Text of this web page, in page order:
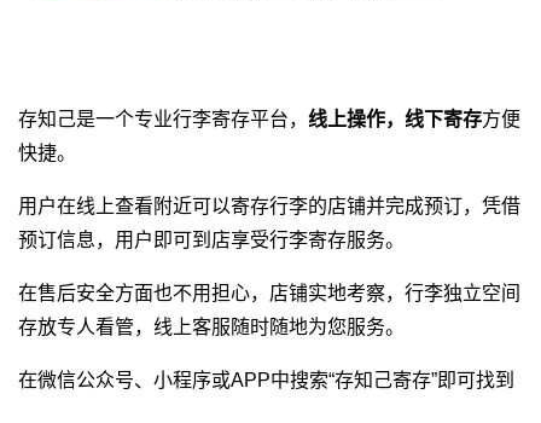
存知己是一个专业行李寄存平台， 线上操作，线下寄存方便
快捷。
用户在线上查看附近可以寄存行李的店铺并完成预订，凭借
预订信息，用户即可到店享受行李寄存服务。
在售后安全方面也不用担心，店铺实地考察，行李独立空间
存放专人看管，线上客服随时随地为您服务。
在微信公众号、小程序或APP中搜索“存知己寄存”即可找到